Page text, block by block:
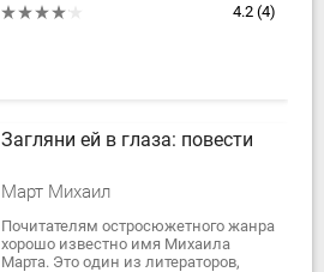
фанатиков? А если к тому же внутри
4.2 (4)
Загляни ей в глаза: повести
Март Михаил
Почитателям остросюжетного жанра
хорошо известно имя Михаила
Марта. Это один из литераторов,